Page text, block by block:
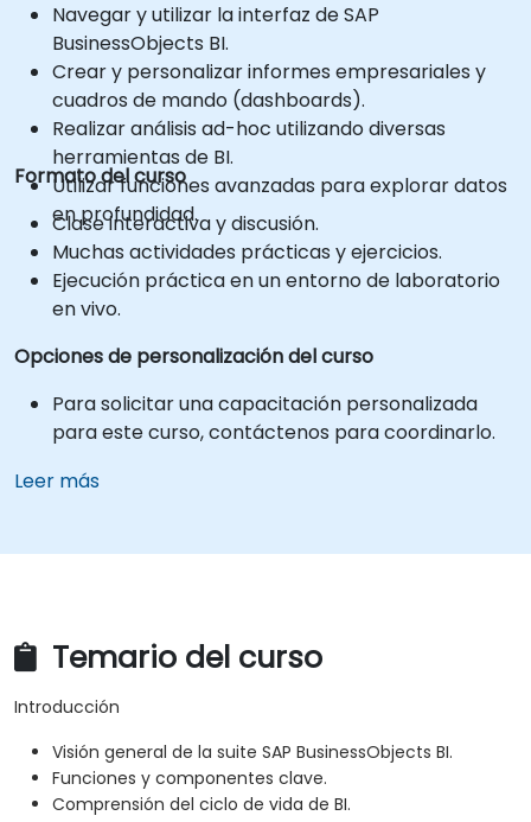
Navegar y utilizar la interfaz de SAP
BusinessObjects BI.
Crear y personalizar informes empresariales y
cuadros de mando (dashboards).
Realizar análisis ad-hoc utilizando diversas
herramientas de BI.
Utilizar funciones avanzadas para explorar datos
en profundidad.
Formato del curso
Clase interactiva y discusión.
Muchas actividades prácticas y ejercicios.
Ejecución práctica en un entorno de laboratorio
en vivo.
Opciones de personalización del curso
Para solicitar una capacitación personalizada
para este curso, contáctenos para coordinarlo.
Leer más
Temario del curso
Introducción
Visión general de la suite SAP BusinessObjects BI.
Funciones y componentes clave.
Comprensión del ciclo de vida de BI.